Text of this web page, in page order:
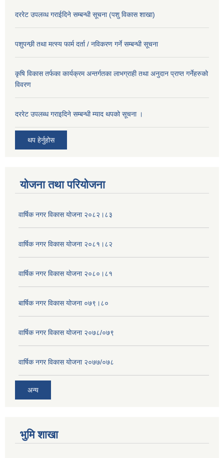
दररेट उपलव्ध गराईदिने सम्बन्धी सूचना (पशु विकास शाखा)
पशुपन्छी तथा मत्स्य फार्म दर्ता / नविकरण गर्ने सम्बन्धी सूचना
कृषि विकास तर्फका कार्यक्रम अन्तर्गतका लाभग्राही तथा अनुदान प्राप्त गर्नेहरुको
विवरण
दररेट उपलब्ध गराइदिने सम्बन्धी म्याद थपको सूचना ।
थप हेर्नुहोस
योजना तथा परियोजना
वार्षिक नगर विकास योजना २०८२।८३
वार्षिक नगर विकास योजना २०८१।८२
वार्षिक नगर विकास योजना २०८०।८१
बार्षिक नगर विकास योजना ०७९।८०
वार्षिक नगर विकास योजना २०७८/०७९
वार्षिक नगर विकास योजना २०७७/०७८
अन्य
भुमि शाखा